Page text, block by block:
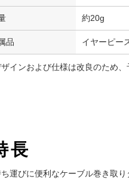
約20g
品 イヤーピー
インおよび仕様は改良のため、
長
運びに便利なケーブル巻き取り